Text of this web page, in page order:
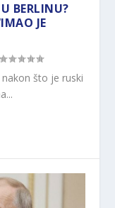
BERLINU?
JE
što je ruski